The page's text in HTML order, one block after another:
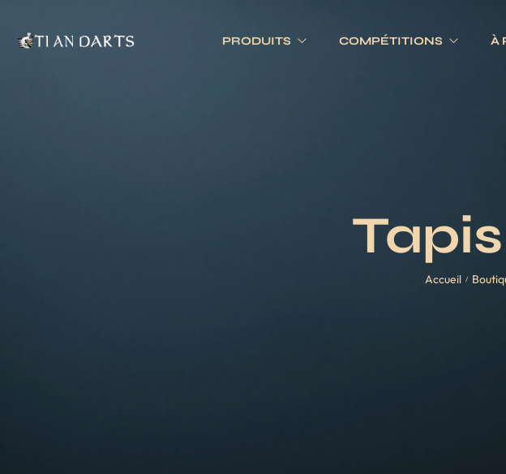
PRODUITS
Jeux
Pointes
Tiges
COMPÉTITIONS À
Accueil /